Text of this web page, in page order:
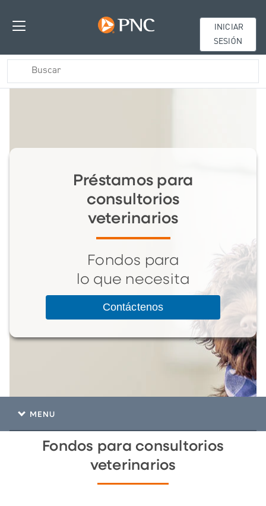
INICIAR
SESIÓN
Préstamos para
consultorios
veterinarios
Fondos para
lo que necesita
Contáctenos
MENU
Fondos para consultorios
veterinarios